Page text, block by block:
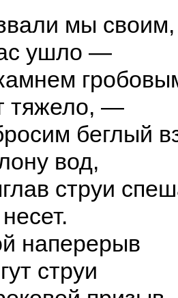
мы своим,
ушло —
тяжело, —
беглый
вод,
струи
наперерыв
струи